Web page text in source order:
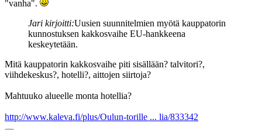
"vanha".
Jari kirjoitti:Uusien suunnitelmien myötä kauppatorin
kunnostuksen kakkosvaihe EU-hankkeena
keskeytetään.
Mitä kauppatorin kakkosvaihe piti sisällään? talvitori?,
viihdekeskus?, hotelli?, aittojen siirtoja?
Mahtuuko alueelle monta hotellia?
http://www.kaleva.fi/plus/Oulun-torille ... lia/833342